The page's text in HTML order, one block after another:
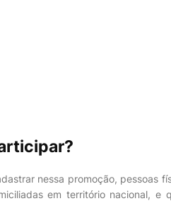
nessa promoção, pessoas
em território nacional,